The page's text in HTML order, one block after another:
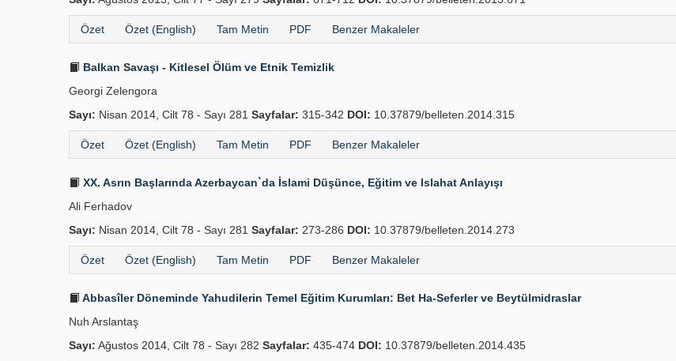
Özet Özet (English) Tam Metin PDF Benzer Makaleler
Balkan Savaşı - Kitlesel Ölüm ve Etnik Temizlik
Georgi Zelengora
Sayı: Nisan 2014, Cilt 78 - Sayı 281 Sayfalar: 315-342 DOI: 10.37879/belleten.2014.315
Özet Özet (English) Tam Metin PDF Benzer Makaleler
XX. Asrın Başlarında Azerbaycan`da İslami Düşünce, Eğitim ve Islahat Anlayışı
Ali Ferhadov
Sayı: Nisan 2014, Cilt 78 - Sayı 281 Sayfalar: 273-286 DOI: 10.37879/belleten.2014.273
Özet Özet (English) Tam Metin PDF Benzer Makaleler
Abbasîler Döneminde Yahudilerin Temel Eğitim Kurumları: Bet Ha-Seferler ve Beytülmidraslar
Nuh Arslantaş
Sayı: Ağustos 2014, Cilt 78 - Sayı 282 Sayfalar: 435-474 DOI: 10.37879/belleten.2014.435